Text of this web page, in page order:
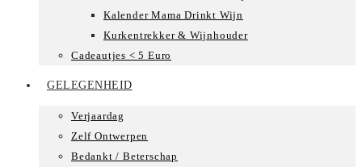
Kalender Mama Drinkt Wijn
Kurkentrekker & Wijnhouder
Cadeautjes < 5 Euro
GELEGENHEID
Verjaardag
Zelf Ontwerpen
Bedankt / Beterschap